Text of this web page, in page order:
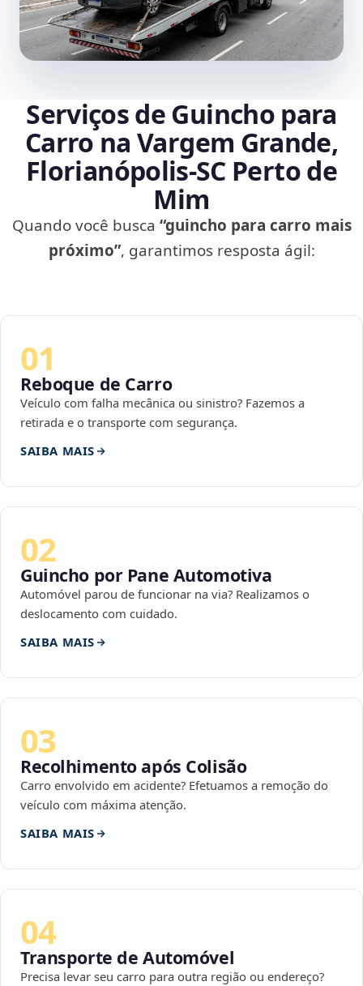
Serviços de Guincho para
Carro na Vargem Grande,
Florianópolis‑SC Perto de
Mim
Quando você busca “guincho para carro mais
próximo”, garantimos resposta ágil:
01
Reboque de Carro
Veículo com falha mecânica ou sinistro? Fazemos a
retirada e o transporte com segurança.
SAIBA MAIS
02
Guincho por Pane Automotiva
Automóvel parou de funcionar na via? Realizamos o
deslocamento com cuidado.
SAIBA MAIS
03
Recolhimento após Colisão
Carro envolvido em acidente? Efetuamos a remoção do
veículo com máxima atenção.
SAIBA MAIS
04
Transporte de Automóvel
Precisa levar seu carro para outra região ou endereço?